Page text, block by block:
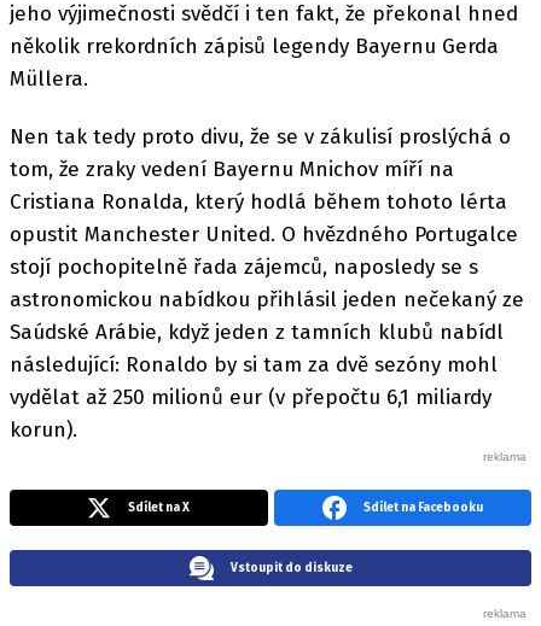
jeho výjimečnosti svědčí i ten fakt, že překonal hned
několik rrekordních zápisů legendy Bayernu Gerda
Müllera.
Nen tak tedy proto divu, že se v zákulisí proslýchá o
tom, že zraky vedení Bayernu Mnichov míří na
Cristiana Ronalda, který hodlá během tohoto lérta
opustit Manchester United. O hvězdného Portugalce
stojí pochopitelně řada zájemců, naposledy se s
astronomickou nabídkou přihlásil jeden nečekaný ze
Saúdské Arábie, když jeden z tamních klubů nabídl
následující: Ronaldo by si tam za dvě sezóny mohl
vydělat až 250 milionů eur (v přepočtu 6,1 miliardy
korun).
Sdílet na X Sdílet na Facebooku
Vstoupit do diskuze